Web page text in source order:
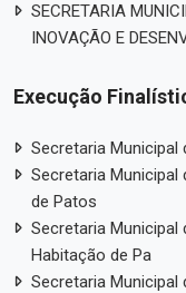
SECRETARIA
INOVAÇÃO E
Execução
Secretaria Municipal
Secretaria Municipal
de Patos
Secretaria Municipal
Habitação de Pa
Secretaria Municipal